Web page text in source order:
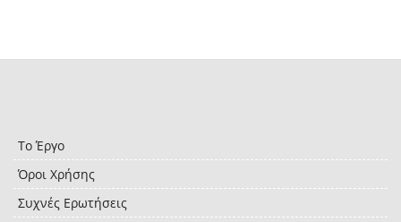
Το Έργο
Όροι Χρήσης
Συχνές Ερωτήσεις